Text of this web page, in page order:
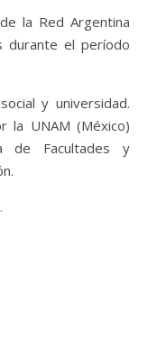
la Red Argentina
durante el período
y universidad.
la UNAM (México)
de Facultades y